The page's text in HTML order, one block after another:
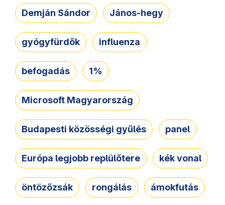
Demján Sándor János-hegy
gyógyfürdők influenza
befogadás 1%
Microsoft Magyarország
Budapesti közösségi gyűlés panel
Európa legjobb replülőtere kék vonal
öntözőzsák rongálás ámokfutás